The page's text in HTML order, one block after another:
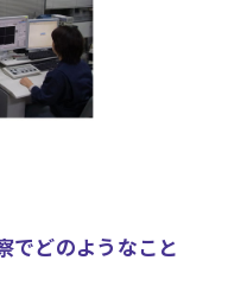
でどのようなこと